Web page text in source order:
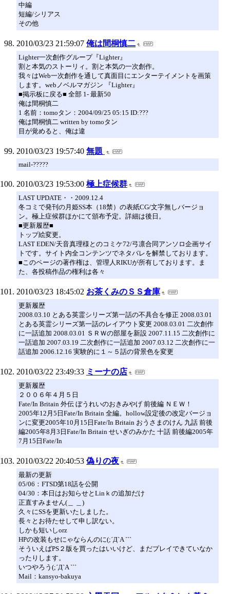
中編
短編/シリアス
その他
2010/03/23 21:59:07 俺は間桐慎二
Lighter一次創作グループ『Lighter』
割と本気のストーリィ。割と本気の一次創作。
我々はWeb一次創作を通して真面目にエンターテイメントを画策
します。webノベルマガジン 『Lighter』
■掲示板に戻る■ 全部 1- 最新50
俺は間桐慎二
1 名前：tomoタン：2004/09/25 05:15 ID:???
俺は間桐慎二 written by tomoタン
目が覚めると、俺は違
2010/03/23 19:57:40 無題
mail-?????
2010/03/23 19:53:00 極上症候群
LAST UPDATE・・2009.12.4
冬コミで発刊の月姫SS本（18禁）の表紙CG/文字無しバージョ
ン。極上症候群ほかにて頒布予定。詳細は後日。
■更新履歴■
トップ絵変更。
LAST EDEN/天音真理様とのコミケ72/弓凛合同アンソロ企画サイ
トです。サイト内全コンテンツでネタバレを解禁しております。
■このページの著作権は、管理人RIKUが所有しております。ま
た、各投稿作品の権利は各々
2010/03/23 18:45:02 お茶くみのＳＳ倉庫
更新履歴
2008.03.10 とある英霊シリーズ第一話の不具合を修正 2008.03.01
とある英霊シリーズ第一話のレイアウト変更 2008.03.01 二次創作
に一話追加 2008.03.01 ＳＲＷの部屋を新設 2007.11.15 二次創作に
一話追加 2007.03.19 二次創作に一話追加 2007.03.12 二次創作に一
話追加 2006.12.16 実験的に１～５話の背景色を変更
2010/03/22 23:49:33 ミーナの店
更新履歴
２００６年４月５日
Fate/In Britain 外伝 ぼうれいのおきみやげ 前後編 ＮＥＷ！
2005年12月5日Fate/In Britain 全編。hollow設定後の改定バージョ
ンに変更2005年10月15日Fate/In Britain おうさまのけん 九話 前後
編2005年8月3日Fate/In Britain せいぎのみかた 十話 前後編2005年
7月15日Fate/In
2010/03/22 20:40:53 偽りの夜
最新の更新
05/06：FTSD第18話を公開
04/30：本日はお知らせとLinｋの追加だけ
正直すみません(＿ ＿)
久々にSSを更新いたしました。
長々とお待たせして申し訳ない。
しかも短いしorz
HPの改装もせにゃならんのに(;´Д`A ```
そういえばPS２版を買ったはいいけど、まだプレイできていなか
ったりします。
いつやろう(;´Д`A ```
Mail：kansyo-bakuya